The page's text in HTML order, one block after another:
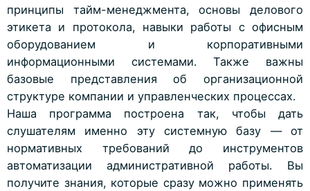
принципы тайм-менеджмента, основы делового
этикета и протокола, навыки работы с офисным
оборудованием и корпоративными
информационными системами. Также важны
базовые представления об организационной
структуре компании и управленческих процессах.
Наша программа построена так, чтобы дать
слушателям именно эту системную базу — от
нормативных требований до инструментов
автоматизации административной работы. Вы
получите знания, которые сразу можно применять